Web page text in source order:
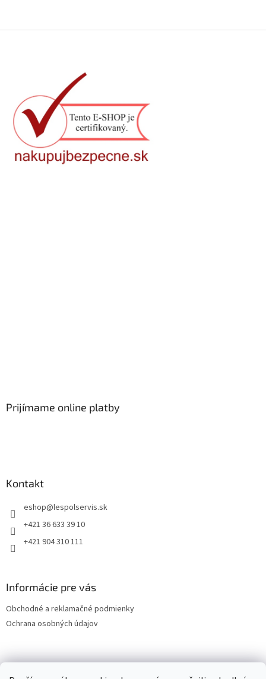
Prijímame online platby
Kontakt
eshop@lespolservis.sk
+421 36 633 39 10
+421 904 310 111
Informácie pre vás
Obchodné a reklamačné podmienky
Ochrana osobných údajov